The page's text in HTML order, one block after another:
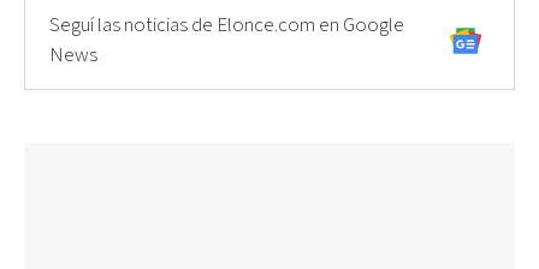
Seguí las noticias de Elonce.com en Google
News